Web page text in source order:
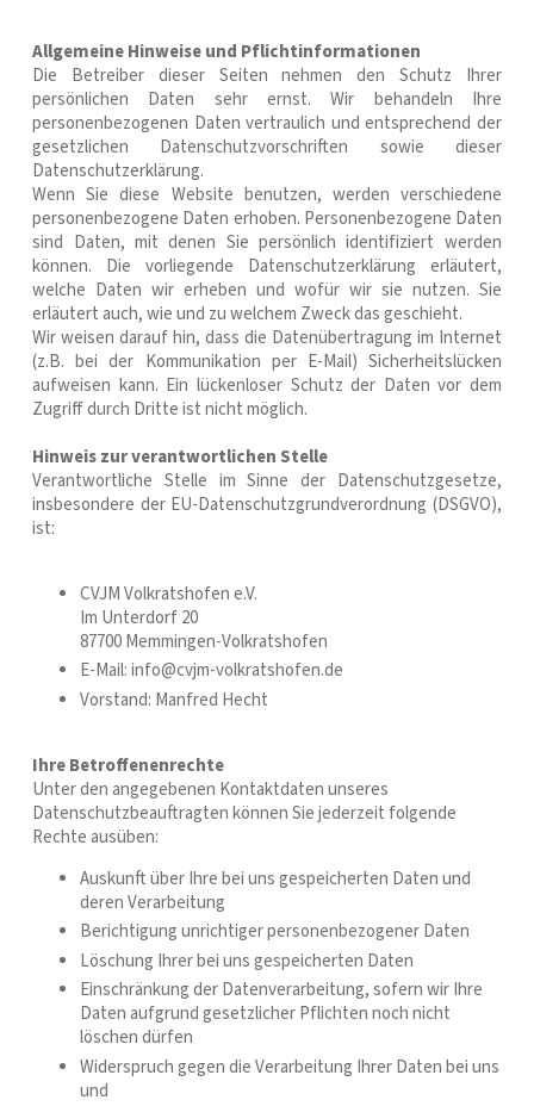
Allgemeine Hinweise und Pflichtinformationen
Die Betreiber dieser Seiten nehmen den Schutz Ihrer
persönlichen Daten sehr ernst. Wir behandeln Ihre
personenbezogenen Daten vertraulich und entsprechend der
gesetzlichen Datenschutzvorschriften sowie dieser
Datenschutzerklärung.
Wenn Sie diese Website benutzen, werden verschiedene
personenbezogene Daten erhoben. Personenbezogene Daten
sind Daten, mit denen Sie persönlich identifiziert werden
können. Die vorliegende Datenschutzerklärung erläutert,
welche Daten wir erheben und wofür wir sie nutzen. Sie
erläutert auch, wie und zu welchem Zweck das geschieht.
Wir weisen darauf hin, dass die Datenübertragung im Internet
(z.B. bei der Kommunikation per E-Mail) Sicherheitslücken
aufweisen kann. Ein lückenloser Schutz der Daten vor dem
Zugriff durch Dritte ist nicht möglich.
Hinweis zur verantwortlichen Stelle
Verantwortliche Stelle im Sinne der Datenschutzgesetze,
insbesondere der EU-Datenschutzgrundverordnung (DSGVO),
ist:
CVJM Volkratshofen e.V.
Im Unterdorf 20
87700 Memmingen-Volkratshofen
E-Mail: info@cvjm-volkratshofen.de
Vorstand: Manfred Hecht
Ihre Betroffenenrechte
Unter den angegebenen Kontaktdaten unseres
Datenschutzbeauftragten können Sie jederzeit folgende
Rechte ausüben:
Auskunft über Ihre bei uns gespeicherten Daten und
deren Verarbeitung
Berichtigung unrichtiger personenbezogener Daten
Löschung Ihrer bei uns gespeicherten Daten
Einschränkung der Datenverarbeitung, sofern wir Ihre
Daten aufgrund gesetzlicher Pflichten noch nicht
löschen dürfen
Widerspruch gegen die Verarbeitung Ihrer Daten bei uns
und